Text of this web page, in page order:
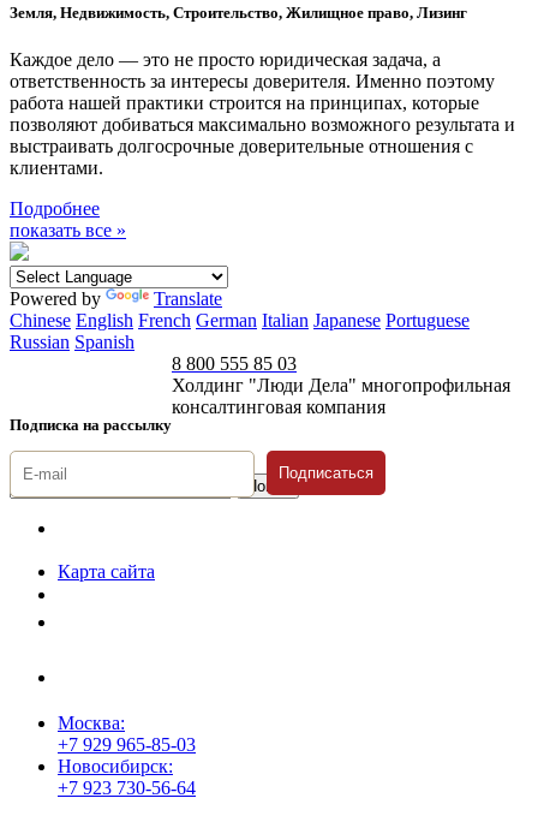
Земля, Недвижимость, Строительство, Жилищное право, Лизинг
Каждое дело — это не просто юридическая задача, а
ответственность за интересы доверителя. Именно поэтому
работа нашей практики строится на принципах, которые
позволяют добиваться максимально возможного результата и
выстраивать долгосрочные доверительные отношения с
клиентами.
Подробнее
показать все »
Powered by
Translate
Chinese English French German Italian Japanese Portuguese
Russian Spanish
Подписка на рассылку
8 800 555 85 03
Холдинг "Люди Дела" многопрофильная
консалтинговая компания
Подписаться
Карта сайта
Москва:
+7 929 965-85-03
Новосибирск:
+7 923 730-56-64